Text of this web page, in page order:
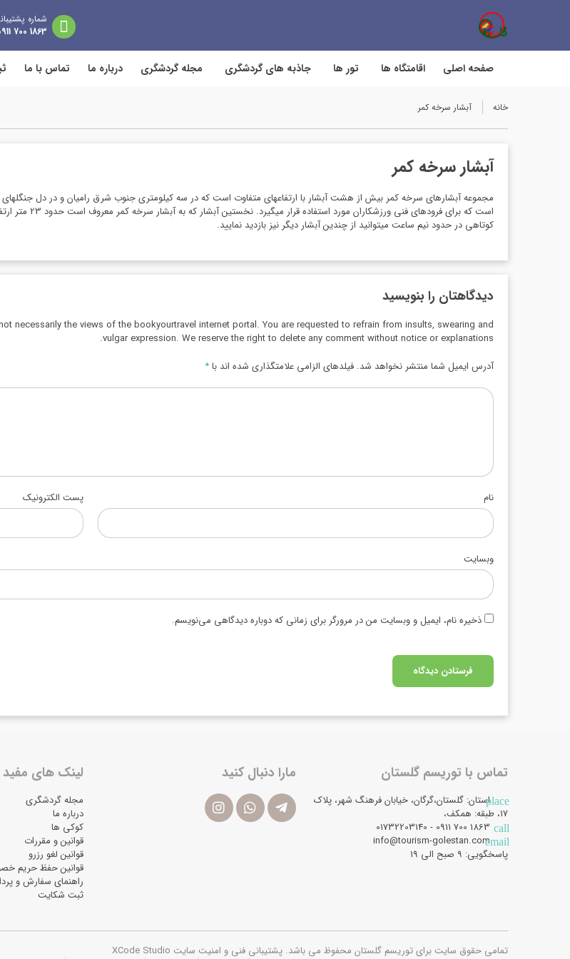
شماره پشتیبانی
1863 700 0911
صفحه اصلی اقامتگاه ها تور ها جاذبه های گردشگری مجله گردشگری درباره ما تماس با ما
خانه آبشار سرخه کمر
آبشار سرخه کمر
است که برای
کوتاهی در حدود نیم ساعت می­توانید از چندین آبشار دیگر نیز بازدید نمایید.
دیدگاهتان را بنویسید
necessarily the views of the bookyourtravel internet portal. You are requested to refrain from insults, swearing and
vulgar expression. We reserve the right to delete any comment without notice or explanations.
آدرس ایمیل شما منتشر نخواهد شد. فیلدهای الزامی علامتگذاری شده اند با*
نام پست الکترونیک
وبسایت
ذخیره نام، ایمیل و وبسایت من در مرورگر برای زمانی که دوباره دیدگاهی می‌نویسم.
تماس با توریسم گلستان
placeاستان: گلستان،گرگان، خیابان فرهنگ شهر، پلاک
17، طبقه: همکف،
call
email
info@tourism-golestan.com
پاسخگویی: ۹ صبح الی 19
مارا دنبال کنید لینک های مفید
مجله گردشگری
درباره ما
کوکی ها
قوانین و مقررات
قوانین لغو رزرو
قوانین حفظ حریم
راهنمای سفارش و
ثبت شکایت
تمامی حقوق سایت برای توریسم گلستان محفوظ می باشد. پشتیبانی فنی و امنیت سایت XCode Studio